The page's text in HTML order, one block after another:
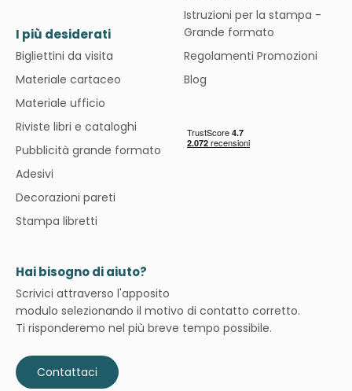
Istruzioni per la stampa -
Grande formato
Regolamenti Promozioni
Blog
I più desiderati
Bigliettini da visita
Materiale cartaceo
Materiale ufficio
Riviste libri e cataloghi
Pubblicità grande formato
Adesivi
Decorazioni pareti
Stampa libretti
Hai bisogno di aiuto?
Scrivici attraverso l'apposito
modulo selezionando il motivo di contatto corretto.
Ti risponderemo nel più breve tempo possibile.
Contattaci